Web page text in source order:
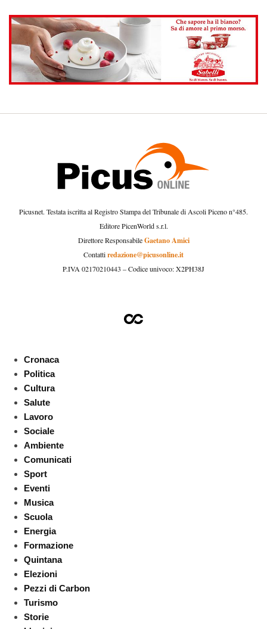
Picusnet. Testata iscritta al Registro Stampa del Tribunale di Ascoli Piceno n°485.
Editore PicenWorld s.r.l.
Direttore ResponsabileGaetano Amici
Contattiredazione@picusonline.it
P.IVA 02170210443 – Codice univoco: X2PH38J
Cronaca
Politica
Cultura
Salute
Lavoro
Sociale
Ambiente
Comunicati
Sport
Eventi
Musica
Scuola
Energia
Formazione
Quintana
Elezioni
Pezzi di Carbon
Turismo
Storie